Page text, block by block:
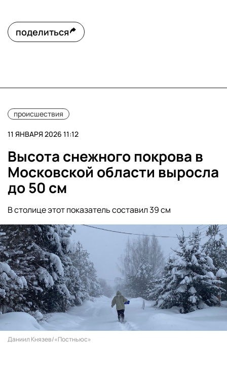
поделиться
происшествия
11 ЯНВАРЯ 2026 11:12
Высота снежного покрова в
Московской области выросла
до 50 см
В столице этот показатель составил 39 см
Даниил Князев/«Постньюс»